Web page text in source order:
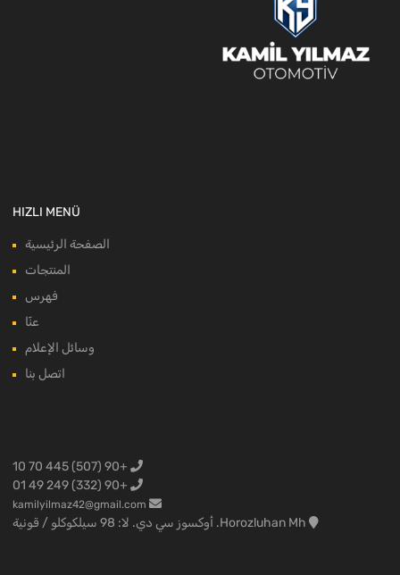
HIZLI MENÜ
الصفحة الرئيسية
المنتجات
فهرس
عنّا
وسائل الإعلام
اتصل بنا
+90 (507) 445 70 10
+90 (332) 249 49 01
kamilyilmaz42@gmail.com
Horozluhan Mh. أوكسوز سي دي. لا: 98 سيلكوكلو / قونية